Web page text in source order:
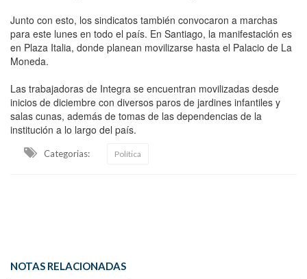
Junto con esto, los sindicatos también convocaron a marchas
para este lunes en todo el país. En Santiago, la manifestación es
en Plaza Italia, donde planean movilizarse hasta el Palacio de La
Moneda.
Las trabajadoras de Integra se encuentran movilizadas desde
inicios de diciembre con diversos paros de jardines infantiles y
salas cunas, además de tomas de las dependencias de la
institución a lo largo del país.
Categorias: Política
NOTAS RELACIONADAS